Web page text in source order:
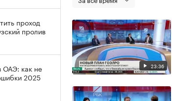
23:36
проход
пролив
ОАЭ: как не
2025